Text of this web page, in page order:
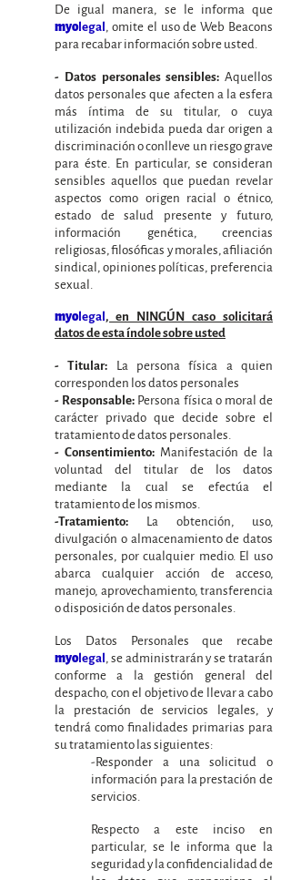
De igual manera, se le informa que
myolegal, omite el uso de Web Beacons
para recabar información sobre usted.
- Datos personales sensibles: Aquellos
datos personales que afecten a la esfera
más íntima de su titular, o cuya
utilización indebida pueda dar origen a
discriminación o conlleve un riesgo grave
para éste. En particular, se consideran
sensibles aquellos que puedan revelar
aspectos como origen racial o étnico,
estado de salud presente y futuro,
información genética, creencias
religiosas, filosóficas y morales, afiliación
sindical, opiniones políticas, preferencia
sexual.
myolegal, en NINGÚN caso solicitará
datos de esta índole sobre usted
- Titular:
La persona física a quien
corresponden los datos personales
- Responsable: Persona física o moral de
carácter privado que decide sobre el
tratamiento de datos personales.
- Consentimiento: Manifestación de la
voluntad del titular de los datos
mediante la cual se efectúa el
tratamiento de los mismos.
-Tratamiento:
La obtención, uso,
divulgación o almacenamiento de datos
personales, por cualquier medio. El uso
abarca cualquier acción de acceso,
manejo, aprovechamiento, transferencia
o disposición de datos personales.
Los Datos Personales que recabe
myolegal, se administrarán y se tratarán
conforme a la gestión general del
despacho, con el objetivo de llevar a cabo
la prestación de servicios legales, y
tendrá como finalidades primarias para
su tratamiento las siguientes:
-Responder a una solicitud o
información para la prestación de
servicios.
Respecto a este inciso en
particular, se le informa que la
seguridad y la confidencialidad de